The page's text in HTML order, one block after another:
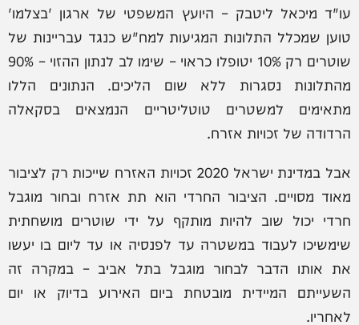
עו"ד מיכאל ליטבק – היועץ המשפטי של ארגון 'בצלמו'
טוען שמכלל התלונות המגיעות למח"ש כנגד עבריינות של
שוטרים רק 10% יטופלו כראוי – שימו לב לנתון ההזוי – 90%
מהתלונות נסגרות ללא שום הליכים. הנתונים הללו
מתאימים למשטרים טוטליטריים הנמצאים בסקאלה
הרדודה של זכויות אזרח.
אבל במדינת ישראל 2020 זכויות האזרח שייכות רק לציבור
מאוד מסויים. הציבור החרדי הוא תת אזרח ובחור מוגבל
חרדי יכול שוב להיות מותקף על ידי שוטרים מושחתית
שימשיכו לעבוד במשטרה עד לפנסיה או עד ליום בו יעשו
את אותו הדבר לבחור מוגבל בתל אביב – במקרה זה
השעייתם המיידית מובטחת ביום האירוע בדיוק או יום
לאחריו.